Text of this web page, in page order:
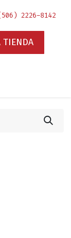
2226-8142
TIENDA